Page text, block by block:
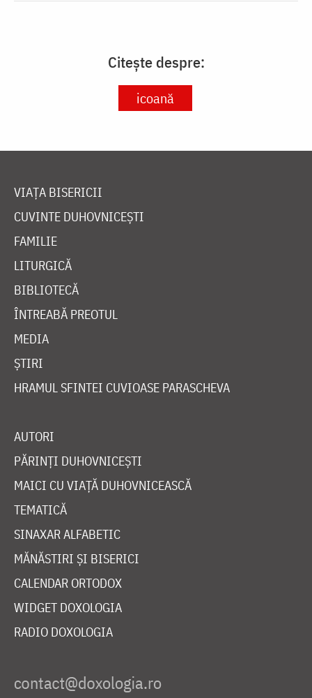
Citește despre:
icoană
VIAȚA BISERICII
CUVINTE DUHOVNICEȘTI
FAMILIE
LITURGICĂ
BIBLIOTECĂ
ÎNTREABĂ PREOTUL
MEDIA
ȘTIRI
HRAMUL SFINTEI CUVIOASE PARASCHEVA
AUTORI
PĂRINȚI DUHOVNICEȘTI
MAICI CU VIAȚĂ DUHOVNICEASCĂ
TEMATICĂ
SINAXAR ALFABETIC
MĂNĂSTIRI ȘI BISERICI
CALENDAR ORTODOX
WIDGET DOXOLOGIA
RADIO DOXOLOGIA